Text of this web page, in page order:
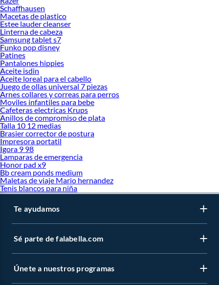
Schaffhausen
Macetas de plastico
Estee lauder cleanser
Linterna de cabeza
Samsung tablet s7
Funko pop disney
Patines
Pantalones hippies
Aceite isdin
Aceite loreal para el cabello
Juego de ollas universal 7 piezas
Arnes collares y correas para perros
Moviles infantiles para bebe
Cafeteras electricas Krups
Anillos de compromiso de plata
Talla 10 12 medias
Brasier corrector de postura
Impresora portatil
Igora 9 98
Lamparas de emergencia
Honor pad x9
Bb cream ponds medium
Maletas de viaje Mario hernandez
Tenis blancos para niña
Te ayudamos
Sé parte de falabella.com
Únete a nuestros programas